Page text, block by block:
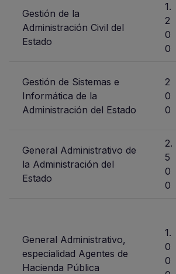
Gestión de la
Administración Civil del
Estado
1.
2
0
0
Gestión de Sistemas e
Informática de la
Administración del Estado
2
0
0
General Administrativo de
la Administración del
Estado
2.
5
0
0
General Administrativo,
especialidad Agentes de
Hacienda Pública
1.
0
0